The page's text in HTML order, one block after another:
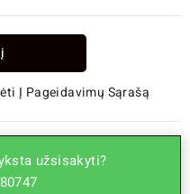
Į Pageidavimų Sąrašą
užsisakyti?